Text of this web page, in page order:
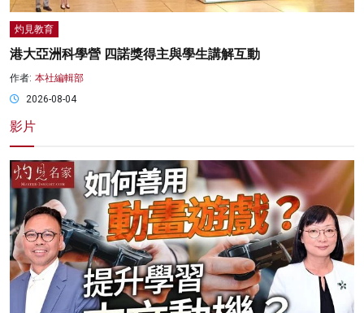
灼見教育
港大亞洲科學營 四諾獎得主與學生講解互動
作者: 本社編輯部
2026-08-04
影片